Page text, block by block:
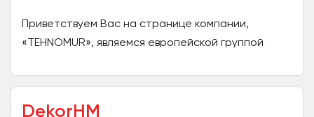
Приветствуем Вас на странице компании,
«TEHNOMUR», являемся европейской группой
оборудования и аксессуаров для...
DekorHM